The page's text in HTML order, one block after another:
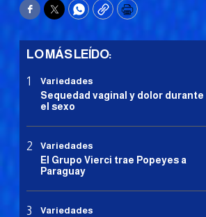
Facebook
TwitterWhatsApp
CopyPrint
LO MÁS LEÍDO:
Variedades
Sequedad vaginal y dolor durante
el sexo
Variedades
El Grupo Vierci trae Popeyes a
Paraguay
Variedades